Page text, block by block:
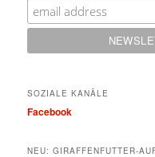
SOZIALE KANÄLE
Facebook
NEU: GIRAFFENFUTTER-